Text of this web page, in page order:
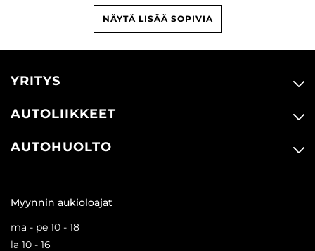
NÄYTÄ LISÄÄ SOPIVIA
YRITYS
AUTOLIIKKEET
AUTOHUOLTO
Myynnin aukioloajat
ma - pe 10 - 18
la 10 - 16